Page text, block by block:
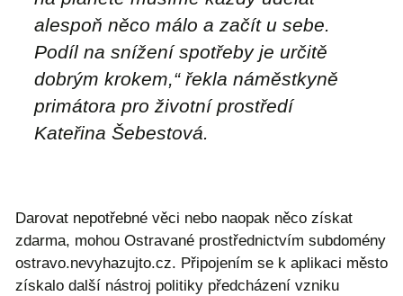
alespoň něco málo a začít u sebe.
Podíl na snížení spotřeby je určitě
dobrým krokem,“ řekla náměstkyně
primátora pro životní prostředí
Kateřina Šebestová.
Darovat nepotřebné věci nebo naopak něco získat
zdarma, mohou Ostravané prostřednictvím subdomény
ostravo.nevyhazujto.cz. Připojením se k aplikaci město
získalo další nástroj politiky předcházení vzniku